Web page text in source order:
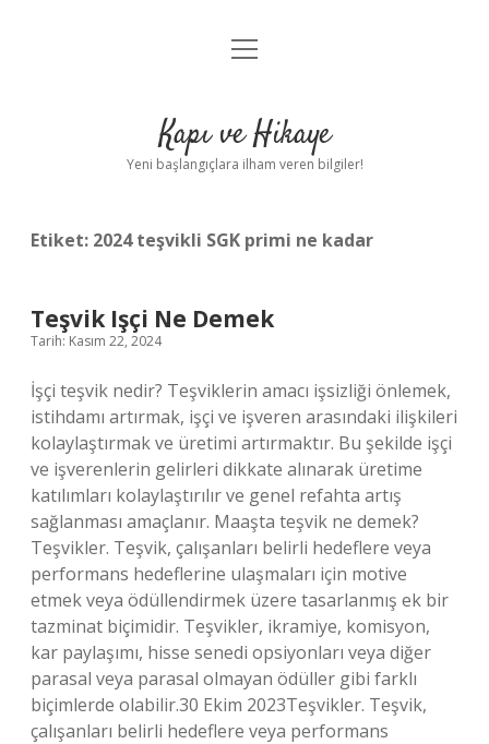
Anasayfa
Yasal Uyarı
menüyü
Kapı ve Hikaye
Yeni başlangıçlara ilham veren bilgiler!
Etiket: 2024 teşvikli SGK primi ne kadar
Teşvik Işçi Ne Demek
Tarih: Kasım 22, 2024
İşçi teşvik nedir? Teşviklerin amacı işsizliği önlemek,
istihdamı artırmak, işçi ve işveren arasındaki ilişkileri
kolaylaştırmak ve üretimi artırmaktır. Bu şekilde işçi
ve işverenlerin gelirleri dikkate alınarak üretime
katılımları kolaylaştırılır ve genel refahta artış
sağlanması amaçlanır. Maaşta teşvik ne demek?
Teşvikler. Teşvik, çalışanları belirli hedeflere veya
performans hedeflerine ulaşmaları için motive
etmek veya ödüllendirmek üzere tasarlanmış ek bir
tazminat biçimidir. Teşvikler, ikramiye, komisyon,
kar paylaşımı, hisse senedi opsiyonları veya diğer
parasal veya parasal olmayan ödüller gibi farklı
biçimlerde olabilir.30 Ekim 2023Teşvikler. Teşvik,
çalışanları belirli hedeflere veya performans